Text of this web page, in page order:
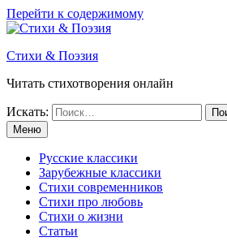
Перейти к содержимому
Стихи & Поэзия
Читать стихотворения онлайн
Искать:
Меню
Русские классики
Зарубежные классики
Стихи современников
Стихи про любовь
Стихи о жизни
Статьи